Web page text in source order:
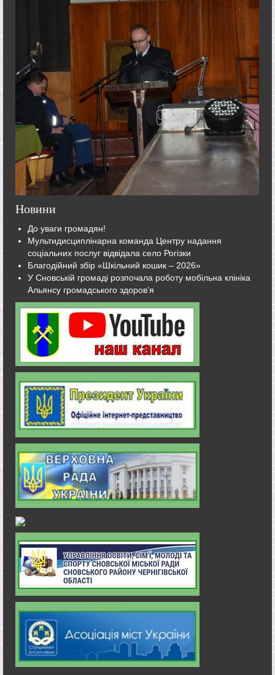
Новини
До уваги громадян!
Мультидисциплінарна команда Центру надання
соціальних послуг відвідала село Рогізки
Благодійний збір «Шкільний кошик – 2026»
У Сновській громаді розпочала роботу мобільна клініка
Альянсу громадського здоров’я